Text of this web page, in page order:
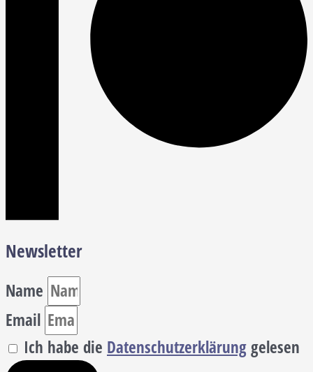
Newsletter
Name
Email
Ich habe die Datenschutzerklärunggelesen